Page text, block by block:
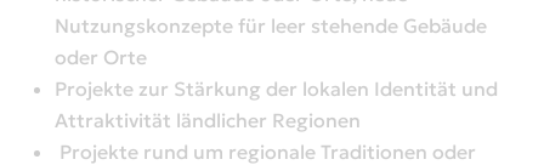
Nutzungskonzepte für leer stehende Gebäude
oder Orte
Projekte zur Stärkung der lokalen Identität und
Attraktivität ländlicher Regionen
Projekte rund um regionale Traditionen oder